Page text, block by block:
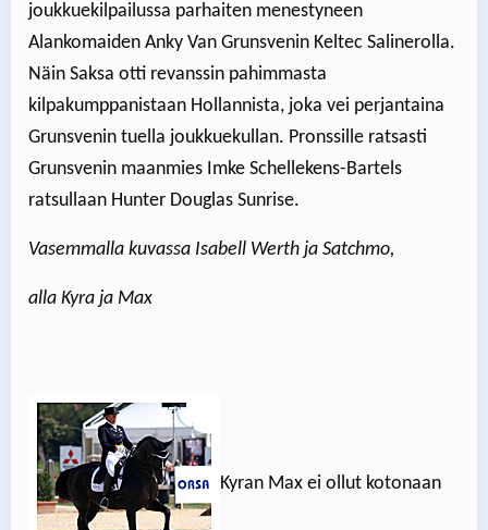
joukkuekilpailussa parhaiten menestyneen
Alankomaiden Anky Van Grunsvenin Keltec Salinerolla.
Näin Saksa otti revanssin pahimmasta
kilpakumppanistaan Hollannista, joka vei perjantaina
Grunsvenin tuella joukkuekullan. Pronssille ratsasti
Grunsvenin maanmies Imke Schellekens-Bartels
ratsullaan Hunter Douglas Sunrise.
Vasemmalla kuvassa Isabell Werth ja Satchmo,
alla Kyra ja Max
Kyran Max ei ollut kotonaan